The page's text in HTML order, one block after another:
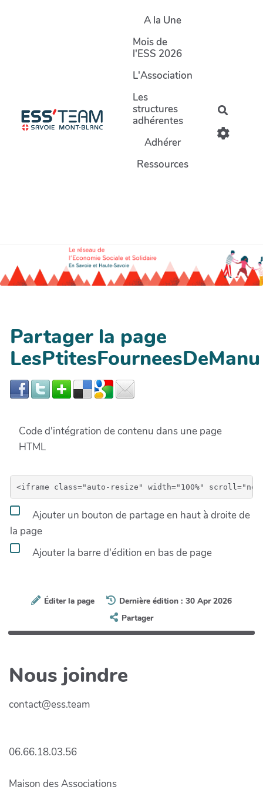
A la Une
Mois de
l'ESS 2026
L'Association
Les
structures
adhérentes
Adhérer
Ressources
Partager la page
LesPtitesFourneesDeManu
Code d'intégration de contenu dans une page
HTML
Ajouter un bouton de partage en haut à droite de
la page
Ajouter la barre d'édition en bas de page
Éditer la page
Dernière édition : 30 Apr 2026
Partager
Nous joindre
contact@ess.team
06.66.18.03.56
Maison des Associations